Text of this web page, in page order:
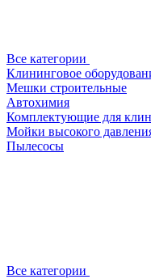
Все категории
Клининговое
Мешки строительные
Автохимия
Комплектующие для
Мойки высокого
Пылесосы
Все категории